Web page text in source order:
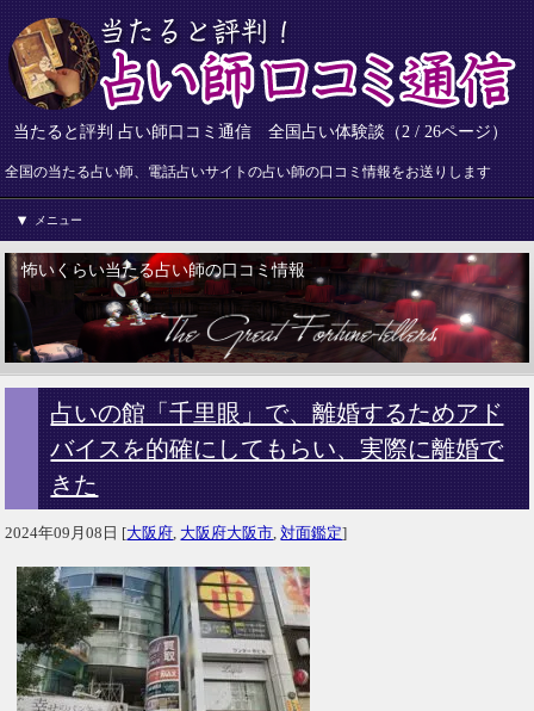
当たると評判 占い師口コミ通信 全国占い体験談（2 / 26ページ）
全国の当たる占い師、電話占いサイトの占い師の口コミ情報をお送りします
メニュー
怖いくらい当たる占い師の口コミ情報
占いの館「千里眼」で、離婚するためアド
バイスを的確にしてもらい、実際に離婚で
きた
2024年09月08日 [大阪府 大阪府大阪市 ,対面鑑定]